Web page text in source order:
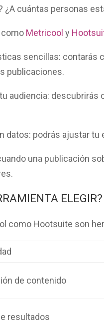
¿A cuántas personas
Metricool y
sencillas: contarás
publicaciones.
audiencia: descubrirás
datos: podrás ajustar tu
una publicación
ELEGIR?
como Hootsuite son
de contenido
resultados